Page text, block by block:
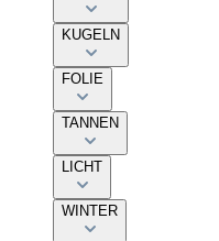
KUGELN
FOLIE
TANNEN
LICHT
WINTER